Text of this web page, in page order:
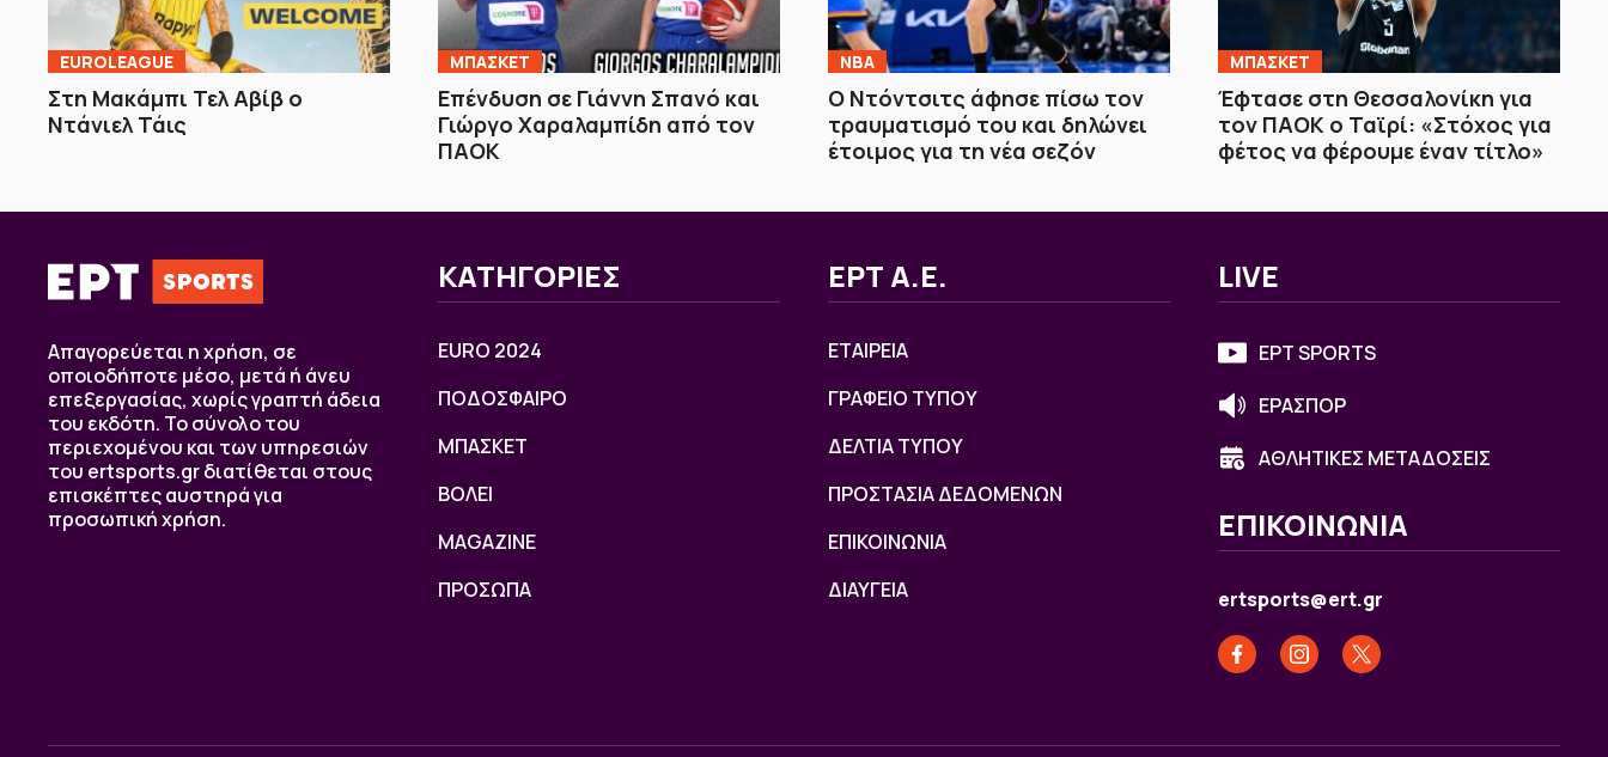
EUROLEAGUE
Στη Μακάμπι Τελ Αβίβ ο
Ντάνιελ Τάις
ΜΠΑΣΚΕΤ
Επένδυση σε Γιάννη Σπανό και
Γιώργο Χαραλαμπίδη από τον
ΠΑΟΚ
NBA
Ο Ντόντσιτς άφησε πίσω τον
τραυματισμό του και δηλώνει
έτοιμος για τη νέα σεζόν
ΜΠΑΣΚΕΤ
Έφτασε στη Θεσσαλονίκη για
τον ΠΑΟΚ ο Ταϊρί: «Στόχος για
φέτος να φέρουμε έναν τίτλο»
Απαγορεύεται η χρήση, σε
οποιοδήποτε μέσο, μετά ή άνευ
επεξεργασίας, χωρίς γραπτή άδεια
του εκδότη. Το σύνολο του
περιεχομένου και των υπηρεσιών
του ertsports.gr διατίθεται στους
επισκέπτες αυστηρά για
προσωπική χρήση.
ΚΑΤΗΓΟΡΙΕΣ
EURO 2024
ΠΟΔΟΣΦΑΙΡΟ
ΜΠΑΣΚΕΤ
ΒOΛΕΙ
MAGAZINE
ΠΡΟΣΩΠΑ
ΕΡΤ Α.Ε.
ΕΤΑΙΡΕΙΑ
ΓΡΑΦΕΙΟ ΤΥΠΟΥ
ΔΕΛΤΙΑ ΤΥΠΟΥ
ΠΡΟΣΤΑΣΙΑ ΔΕΔΟΜΕΝΩΝ
ΕΠΙΚΟΙΝΩΝΙΑ
ΔΙΑΥΓΕΙΑ
LIVE
ΕΡΤ SPORTS
ΕΡΑΣΠΟΡ
ΑΘΛΗΤΙΚΕΣ ΜΕΤΑΔΟΣΕΙΣ
ΕΠΙΚΟΙΝΩΝΙΑ
ertsports@ert.gr